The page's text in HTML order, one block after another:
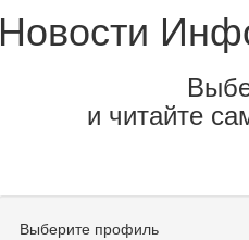
Новости
и читайте
Выберите профиль